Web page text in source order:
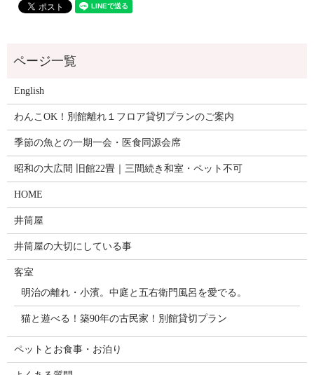
English
わんこOK！別館離れ１フロア貸切プランのご案内
季節の魚との一期一会・医食同源会席
昭和の大広間 旧館22畳｜三間続き和室・ペット不可
HOME
井筒屋
井筒屋の大切にしている事
客室
明治の離れ・小濱。中庭と五右衛門風呂を愛でる。
猫と遊べる！築90年の古民家！別館貸切プラン
ペットとお食事・お泊り